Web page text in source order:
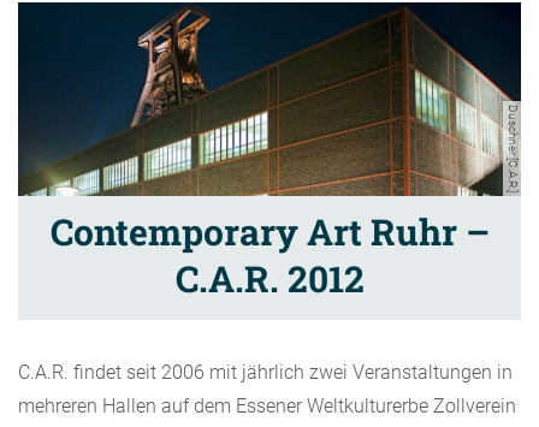
Duschner [C.A.R.]
Contemporary Art Ruhr –
C.A.R. 2012
C.A.R. findet seit 2006 mit jährlich zwei Veranstaltungen in
mehreren Hallen auf dem Essener Weltkulturerbe Zollverein